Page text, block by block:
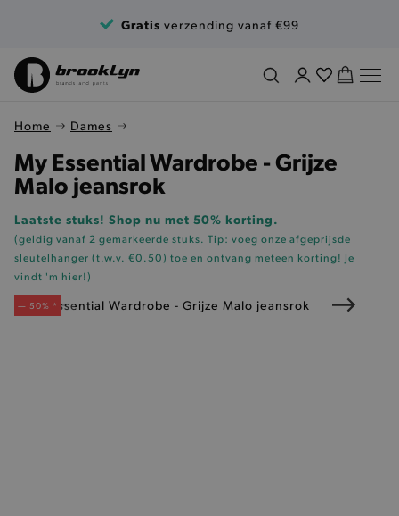
Gratis verzending vanaf €99
Home Dames
My Essential Wardrobe - Grijze
Malo jeansrok
Laatste stuks! Shop nu met 50% korting.
(geldig vanaf 2 gemarkeerde stuks. Tip: voeg onze afgeprijsde
sleutelhanger (t.w.v. €0.50) toe en ontvang meteen korting! Je
vindt 'm hier!)
— 50% *